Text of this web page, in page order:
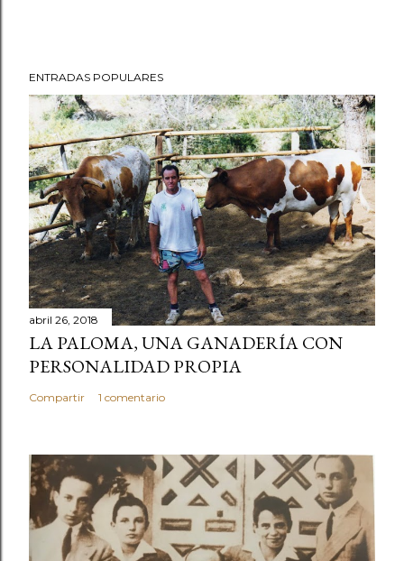
ENTRADAS POPULARES
abril 26, 2018
LA PALOMA, UNA GANADERÍA CON
PERSONALIDAD PROPIA
Compartir 1 comentario